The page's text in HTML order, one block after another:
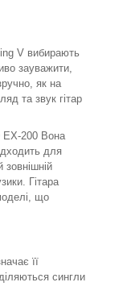
V вибирають
зауважити,
як на
та звук гітар
EX-200 Вона
для
зовнішній
Гітара
що
її
сингли